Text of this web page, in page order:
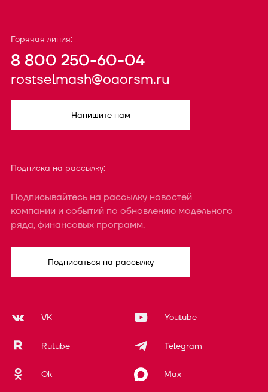
Горячая линия:
8 800 250-60-04
rostselmash@oaorsm.ru
Напишите нам
Подписка на рассылку:
Подписывайтесь на рассылку новостей
компании и событий по обновлению модельного
ряда, финансовых программ.
Подписаться на рассылку
VK Youtube
Rutube Telegram
Ok Max